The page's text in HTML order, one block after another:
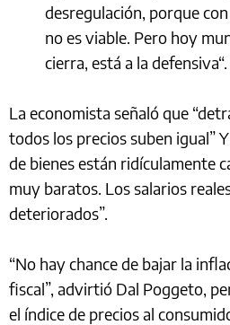
desregulación, porque
no es viable. Pero hoy
cierra, está a la defensiva“.
La economista señaló que
todos los precios suben igual”
de bienes están ridículamente
muy baratos. Los salarios
deteriorados”.
“No hay chance de bajar la
fiscal”, advirtió Dal Poggeto,
el índice de precios al